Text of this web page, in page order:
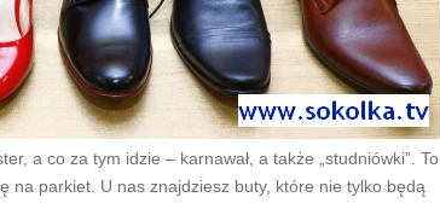
a co za tym idzie – karnawał, a także „studniówki”. To
na parkiet. U nas znajdziesz buty, które nie tylko będą